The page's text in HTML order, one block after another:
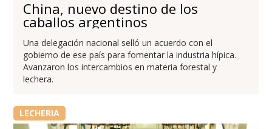
China, nuevo destino de los
caballos argentinos
Una delegación nacional selló un acuerdo con el
gobierno de ese país para fomentar la industria hípica.
Avanzaron los intercambios en materia forestal y
lechera.
LECHERIA